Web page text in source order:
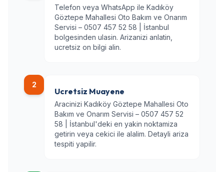
Telefon veya WhatsApp ile Kadıköy
Göztepe Mahallesi Oto Bakım ve Onarım
Servisi – 0507 457 52 58 | İstanbul
bolgesinden ulasin. Arizanizi anlatin,
ucretsiz on bilgi alin.
2
Ucretsiz Muayene
Aracinizi Kadıköy Göztepe Mahallesi Oto
Bakım ve Onarım Servisi – 0507 457 52
58 | İstanbul'deki en yakin noktamiza
getirin veya cekici ile alalim. Detayli ariza
tespiti yapilir.